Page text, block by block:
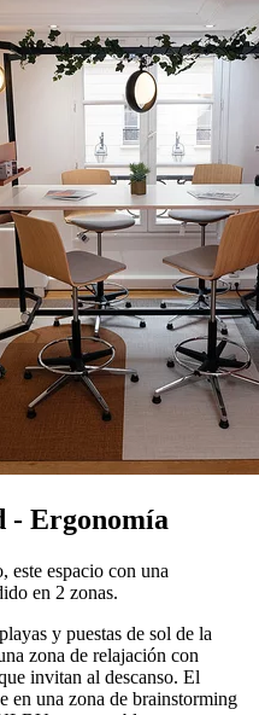
- Ergonomía
este espacio con una
en 2 zonas.
y puestas de sol de la
zona de relajación con
invitan al descanso. El
en una zona de brainstorming